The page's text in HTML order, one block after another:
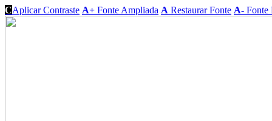
CAplicar Contraste A+ Fonte Ampliada A Restaurar Fonte A- Fonte